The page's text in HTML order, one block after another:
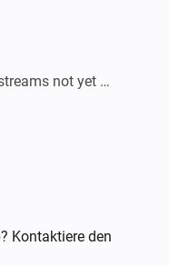
not yet
be added:
Kontaktiere den